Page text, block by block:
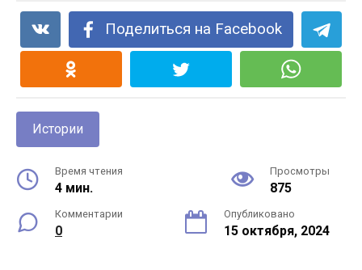
Поделиться на Facebook
Истории
Время чтения
4 мин.
Просмотры
875
Комментарии
0
Опубликовано
15 октября, 2024